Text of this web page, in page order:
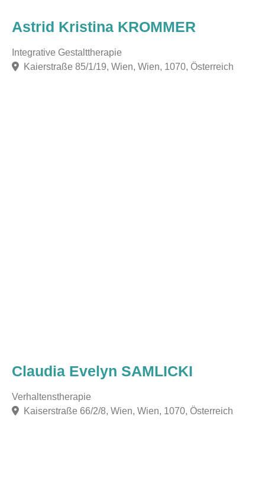
Astrid Kristina KROMMER
Integrative Gestalttherapie
Kaierstraße 85/1/19, Wien, Wien, 1070, Österreich
Claudia Evelyn SAMLICKI
Verhaltenstherapie
Kaiserstraße 66/2/8, Wien, Wien, 1070, Österreich